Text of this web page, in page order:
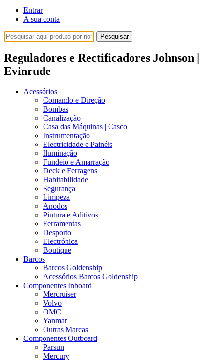
Entrar
A sua conta
Pesquisar
Reguladores e Rectificadores Johnson |
Evinrude
Acessórios
Comando e Direção
Bombas
Canalização
Casa das Máquinas | Casco
Instrumentação
Electricidade e Painéis
Iluminação
Fundeio e Amarração
Deck e Ferragens
Habitabilidade
Segurança
Limpeza
Anodos
Pintura e Aditivos
Ferramentas
Desporto
Electrónica
Boutique
Barcos
Barcos Goldenship
Acessórios Barcos Goldenship
Componentes Inboard
Mercruiser
Volvo
OMC
Yanmar
Outras Marcas
Componentes Outboard
Parsun
Mercury